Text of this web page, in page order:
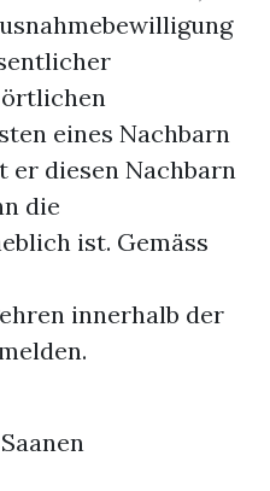
örtlichen
eines Nachbarn
er diesen Nachbarn
die
ist. Gemäss
innerhalb der